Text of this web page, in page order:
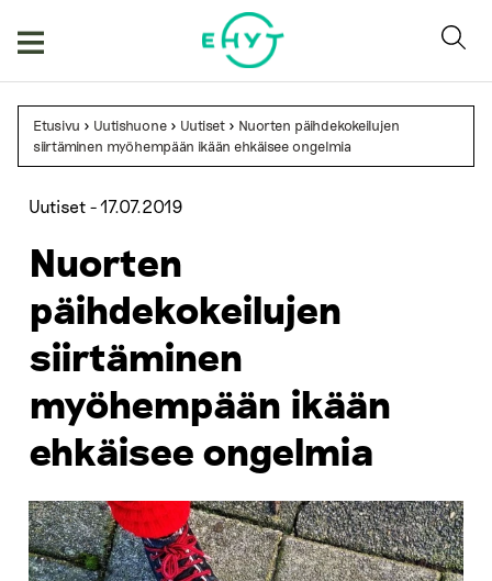
Etusivu > Uutishuone > Uutiset > Nuorten päihdekokeilujen
siirtäminen myöhempään ikään ehkäisee ongelmia
Uutiset -17.07.2019
Nuorten
päihdekokeilujen
siirtäminen
myöhempään ikään
ehkäisee ongelmia